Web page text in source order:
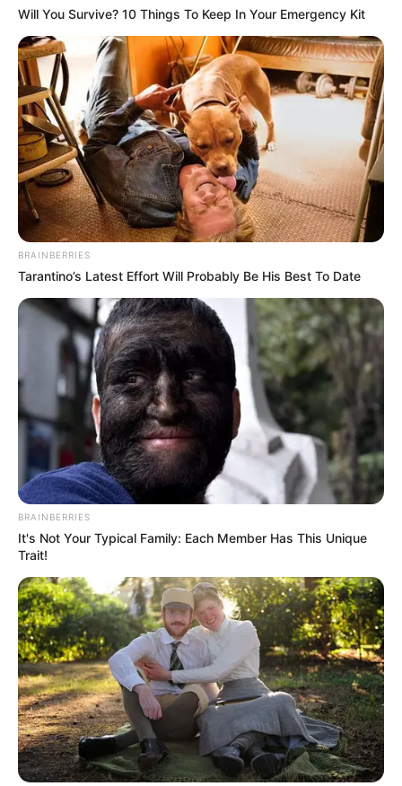
Will You Survive? 10 Things To Keep In Your Emergency Kit
BRAINBERRIES
Tarantino’s Latest Effort Will Probably Be His Best To Date
BRAINBERRIES
It's Not Your Typical Family: Each Member Has This Unique
Trait!